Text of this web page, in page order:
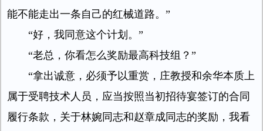
能不能走出一条自己的红械道路。”
“好，我同意这个计划。”
“老总，你看怎么奖励最高科技组？”
“拿出诚意，必须予以重赏，庄教授和余华本质上
属于受聘技术人员，应当按照当初招待宴签订的合同
履行条款，关于林婉同志和赵章成同志的奖励，我看